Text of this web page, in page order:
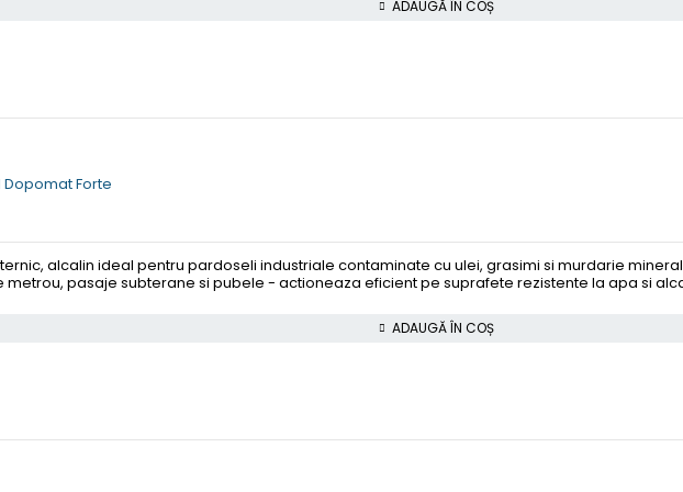
ADAUGĂ ÎN COȘ
Forte
alcalin ideal pentru pardoseli industriale contaminate cu ulei, grasimi si murdarie
pasaje subterane si pubele - actioneaza eficient pe suprafete rezistente la apa si
ADAUGĂ ÎN COȘ